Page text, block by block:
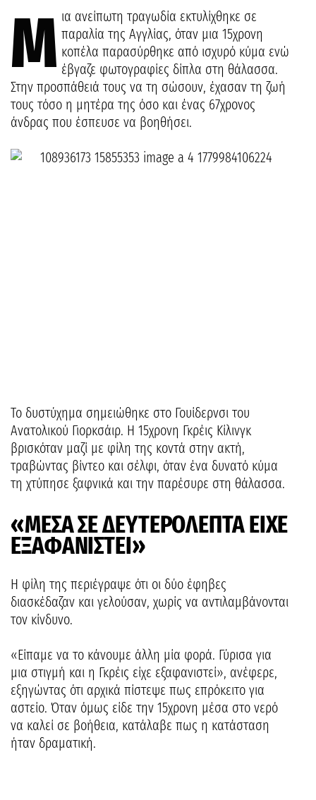
M ια ανείπωτη τραγωδία εκτυλίχθηκε σε
παραλία της Αγγλίας, όταν μια 15χρονη
κοπέλα παρασύρθηκε από ισχυρό κύμα ενώ
έβγαζε φωτογραφίες δίπλα στη θάλασσα.
Στην προσπάθειά τους να τη σώσουν, έχασαν τη ζωή
τους τόσο η μητέρα της όσο και ένας 67χρονος
άνδρας που έσπευσε να βοηθήσει.
Το δυστύχημα σημειώθηκε στο Γουίδερνσι του
Ανατολικού Γιορκσάιρ. Η 15χρονη Γκρέις Κίλινγκ
βρισκόταν μαζί με φίλη της κοντά στην ακτή,
τραβώντας βίντεο και σέλφι, όταν ένα δυνατό κύμα
τη χτύπησε ξαφνικά και την παρέσυρε στη θάλασσα.
«ΜΕΣΑ ΣΕ ΔΕΥΤΕΡΟΛΕΠΤΑ ΕΙΧΕ
ΕΞΑΦΑΝΙΣΤΕΙ»
Η φίλη της περιέγραψε ότι οι δύο έφηβες
διασκέδαζαν και γελούσαν, χωρίς να αντιλαμβάνονται
τον κίνδυνο.
«Είπαμε να το κάνουμε άλλη μία φορά. Γύρισα για
μια στιγμή και η Γκρέις είχε εξαφανιστεί», ανέφερε,
εξηγώντας ότι αρχικά πίστεψε πως επρόκειτο για
αστείο. Όταν όμως είδε την 15χρονη μέσα στο νερό
να καλεί σε βοήθεια, κατάλαβε πως η κατάσταση
ήταν δραματική.